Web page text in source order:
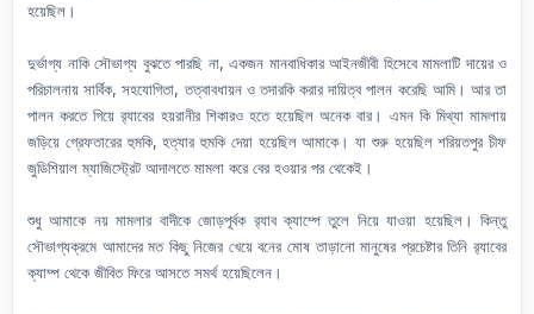
হয়েছিল।
দুর্ভাগ্য নাকি সৌভাগ্য বুঝতে পারছি না, একজন মানবাধিকার আইনজীবী হিসেবে মামলাটি দায়ের ও
পরিচালনায় সার্বিক, সহযোগিতা, তত্বাবধায়ন ও তদারকি করার দায়িত্ব পালন করেছি আমি। আর তা
পালন করতে গিয়ে র‍্যাবের হয়রানীর শিকারও হতে হয়েছিল অনেক বার। এমন কি মিথ্যা মামলায়
জড়িয়ে গ্রেফতারের হুমকি, হত্যার হুমকি দেয়া হয়েছিল আমাকে। যা শুরু হয়েছিল শরিয়তপুর চীফ
জুডিশিয়াল ম্যাজিস্ট্রেট আদালতে মামলা করে বের হওয়ার পর থেকেই।
শুধু আমাকে নয় মামলার বাদীকে জোড়পূর্বক র‍্যাব ক্যাম্পে তুলে নিয়ে যাওয়া হয়েছিল। কিন্তু
সৌভাগ্যক্রমে আমাদের মত কিছু নিজের খেয়ে বনের মোষ তাড়ানো মানুষের প্রচেষ্টার তিনি র‍্যাবের
ক্যাম্প থেকে জীবিত ফিরে আসতে সমর্থ হয়েছিলেন।